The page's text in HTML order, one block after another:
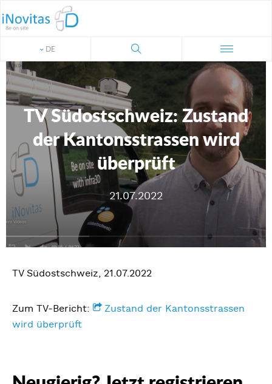
DE
TV Südostschweiz: Zustand
der Kantonsstrassen wird
überprüft
21.07.2022
TV Südostschweiz, 21.07.2022
Zum TV-Bericht:
Zustand der Kantonsstrassen
wird überprüft